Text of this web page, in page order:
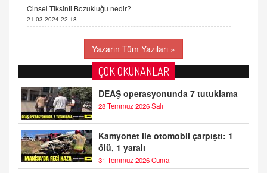
Cinsel Tiksinti Bozukluğu nedir?
21.03.2024 22:18
Yazarın Tüm Yazıları »
ÇOK OKUNANLAR
DEAŞ operasyonunda 7 tutuklama
28 Temmuz 2026 Salı
Kamyonet ile otomobil çarpıştı: 1
ölü, 1 yaralı
31 Temmuz 2026 Cuma